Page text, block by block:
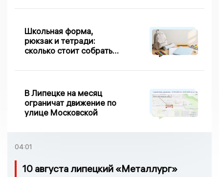
Школьная форма,
рюкзак и тетради:
сколько стоит собрать
Липецке в 2026 году
В Липецке на месяц
ограничат движение по
улице Московской
04:01
10 августа липецкий «Металлург»